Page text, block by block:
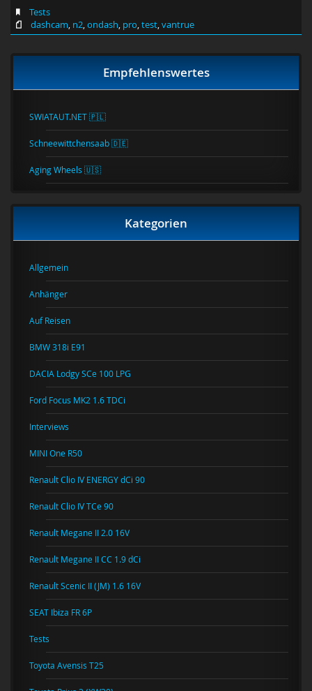
Tests
dashcam, n2,ondash, pro,test,vantrue
Empfehlenswertes
SWIATAUT.NET 🇵🇱
Schneewittchensaab 🇩🇪
Aging Wheels 🇺🇸
Kategorien
Allgemein
Anhänger
Auf Reisen
BMW 318i E91
DACIA Lodgy SCe 100 LPG
Ford Focus MK2 1.6 TDCi
Interviews
MINI One R50
Renault Clio IV ENERGY dCi 90
Renault Clio IV TCe 90
Renault Megane II 2.0 16V
Renault Megane II CC 1.9 dCi
Renault Scenic II (JM) 1.6 16V
SEAT Ibiza FR 6P
Tests
Toyota Avensis T25